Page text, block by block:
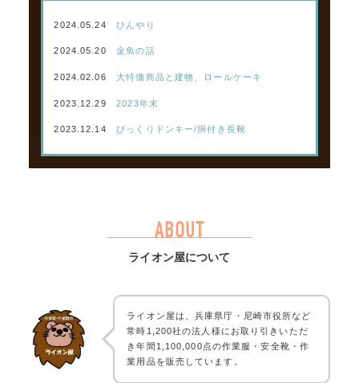
2024.05.24 ひんやり
2024.05.20 金魚の話
2024.02.06 大特価商品と建物、ロールケーキ
2023.12.29 2023年末
2023.12.14 びっくりドンキー/胴付き長靴
ABOUT
ライオン屋について
ライオン屋は、兵庫県庁・尼崎市役所など
常時1,200社の法人様にお取り引きいただ
き年間1,100,000点の作業服・安全靴・作
業用品を販売しています。